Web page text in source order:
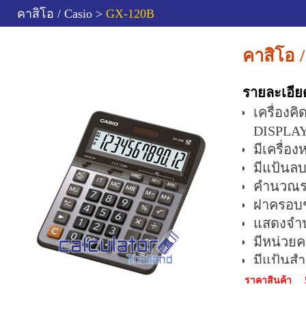
คาสิโอ / Casio > GX-120B
คาสิโอ
รายละเอี
เครื่องคิ
มีเครื่อง
มีแป้นล
คำนวณ
ฝาครอ
แสดงจำ
มีหน่วย
มีแป้นส
สามาร
ราคาสินค้า